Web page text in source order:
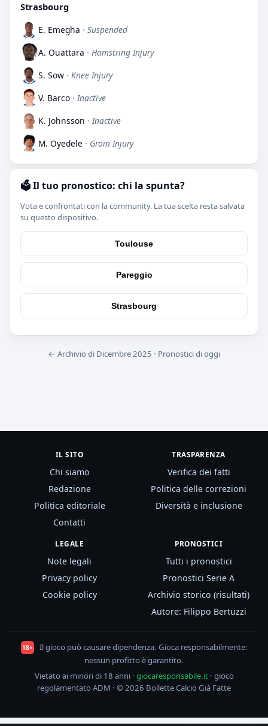
Strasbourg
E. Emegha · Suspended
A. Ouattara · Hamstring Injury
S. Sow · Knee Injury
V. Barco · Inactive
K. Johnsson · Inactive
M. Oyedele · Groin Injury
🗳️ Il tuo pronostico: chi la spunta?
Vota e confrontati con la community. La tua scelta resta salvata
su questo dispositivo.
Toulouse
Pareggio
Strasbourg
← Archivio di Dicembre 2025 · Pronostici di oggi
IL SITO
Chi siamo
Redazione
Politica editoriale
Contatti
TRASPARENZA
Verifica dei fatti
Politica delle correzioni
Diversità e inclusione
LEGALE
Note legali
Privacy policy
Cookie policy
PRONOSTICI
Tutti i pronostici
Pronostici Serie A
Archivio storico (risultati)
Autore: Filippo Bertuzzi
18+
Il gioco può causare dipendenza. Gioca responsabilmente:
nessun profitto è garantito.
Vietato ai minori di 18 anni · giocaresponsabile.it· gioco
regolamentato ADM · © 2026 Bollette Calcio Già Fatte